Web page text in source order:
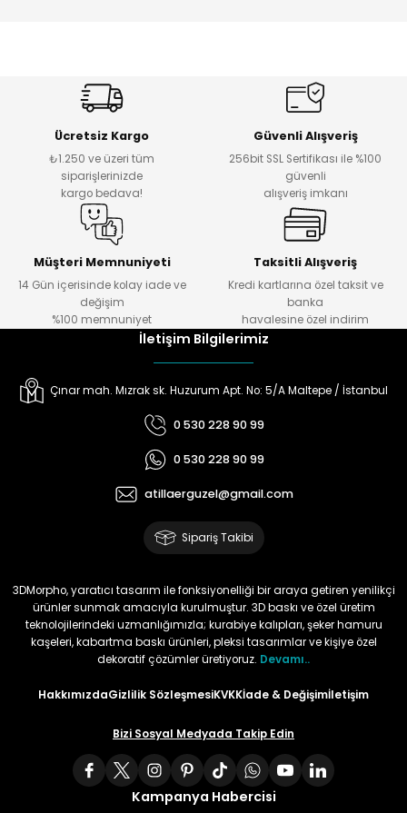
Ücretsiz Kargo
₺1.250 ve üzeri tüm
siparişlerinizde
kargo bedava!
Güvenli Alışveriş
256bit SSL Sertifikası ile %100
güvenli
alışveriş imkanı
Müşteri Memnuniyeti
14 Gün içerisinde kolay iade ve
değişim
%100 memnuniyet
Taksitli Alışveriş
Kredi kartlarına özel taksit ve
banka
havalesine özel indirim
İletişim Bilgilerimiz
Çınar mah. Mızrak sk. Huzurum Apt. No: 5/A Maltepe / İstanbul
0 530 228 90 99
0 530 228 90 99
atillaerguzel@gmail.com
Sipariş Takibi
3DMorpho, yaratıcı tasarım ile fonksiyonelliği bir araya getiren yenilikçi
ürünler sunmak amacıyla kurulmuştur. 3D baskı ve özel üretim
teknolojilerindeki uzmanlığımızla; kurabiye kalıpları, şeker hamuru
kaşeleri, kabartma baskı ürünleri, pleksi tasarımlar ve kişiye özel
dekoratif çözümler üretiyoruz. Devamı..
HakkımızdaGizlilik SözleşmesiKVKKİade & Değişimİletişim
Bizi Sosyal Medyada Takip Edin
Kampanya Habercisi